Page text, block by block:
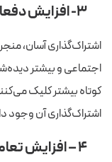
۳- افزایش دفعات اشتراک‌گذاری
اشتراک‌گذاری آسان،
اجتماعی و بیشتر
کوتاه بیشتر کلیک
اشتراک‌گذاری آن وجود
۴ – افزایش تعامل کاربران